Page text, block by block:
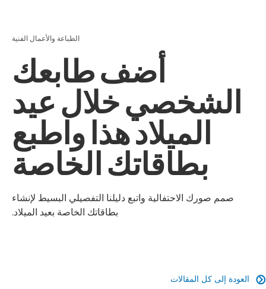
الطباعة والأعمال الفنية
أضف طابعك
الشخصي خلال عيد
الميلاد هذا واطبع
بطاقاتك الخاصة
صمم صورك الاحتفالية واتبع دليلنا التفصيلي البسيط لإنشاء
بطاقاتك الخاصة بعيد الميلاد.
العودة إلى كل المقالات 